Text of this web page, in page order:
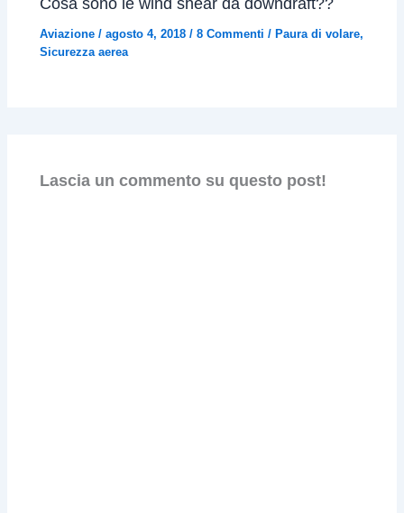
Aviazione /agosto 4, 2018/8 Commenti / Paura di volare,
Sicurezza aerea
Lascia un commento su questo post!